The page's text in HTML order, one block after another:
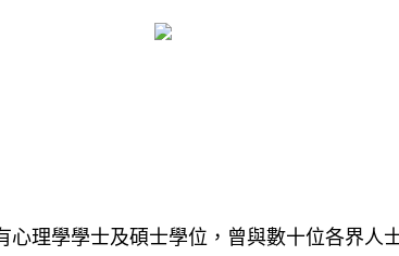
理學學士及碩士學位，曾與數十位各界人